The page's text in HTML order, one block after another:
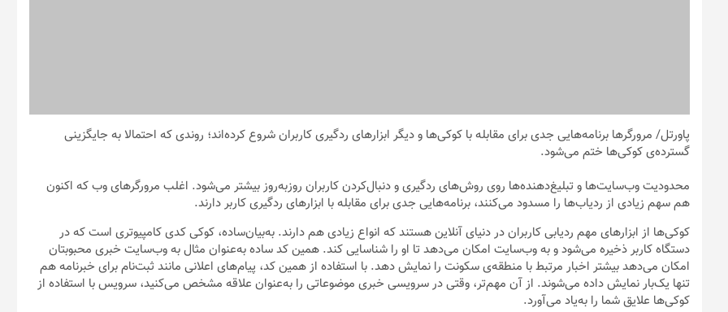
پاورتل/ مرورگرها برنامه‌هایی جدی برای مقابله با کوکی‌ها و دیگر ابزارهای ردگیری کاربران شروع کرده‌اند؛ روندی که احتمالا به جایگزینی
گسترده‌ی کوکی‌‌ها ختم می‌شود.
محدودیت وب‌سایت‌ها و تبلیغ‌دهنده‌ها روی روش‌های ردگیری و دنبال‌کردن کاربران روز‌به‌روز بیشتر می‌شود. اغلب مرورگرهای وب که اکنون
هم سهم زیادی از ردیاب‌ها را مسدود می‌کنند، برنامه‌هایی جدی برای مقابله با ابزارهای ردگیری کاربر دارند.
کوکی‌ها از ابزارهای مهم ردیابی کاربران در دنیای آنلاین هستند که انواع زیادی هم دارند. به‌بیان‌ساده، کوکی کدی کامپیوتری است که در
دستگاه کاربر ذخیره می‌شود و به وب‌سایت امکان می‌دهد تا او را شناسایی کند. همین کد ساده به‌عنوان مثال به وب‌سایت خبری محبوبتان
امکان می‌دهد بیشتر اخبار مرتبط با منطقه‌ی سکونت را نمایش دهد. با استفاده از همین کد، پیام‌های اعلانی مانند ثبت‌نام برای خبرنامه هم
تنها یک‌بار نمایش داده می‌شوند. از آن مهم‌تر، وقتی در سرویسی خبری موضوعاتی را به‌عنوان علاقه مشخص می‌کنید، سرویس با استفاده از
کوکی‌ها علایق شما را به‌یاد می‌آورد.